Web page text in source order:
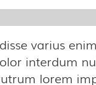
varius
interdum
lorem